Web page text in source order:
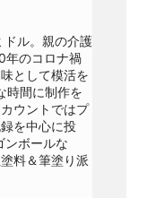
ル。親の介護
年のコロナ禍
として模活を
時間に制作を
ウントではプ
を中心に投
ンボールな
料＆筆塗り派